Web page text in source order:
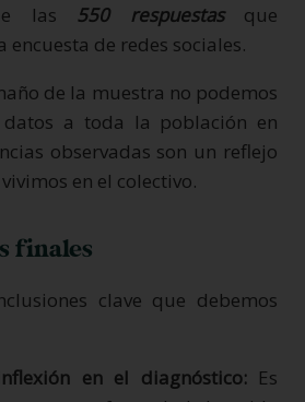
las 550 respuestasque
encuesta de redes sociales.
de la muestra no podemos
datos a toda la población en
observadas son un reflejo
en el colectivo.
finales
clave que debemos
en el diagnóstico:Es